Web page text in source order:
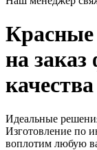
Красные
на
качества
Идеальные
Изготовление по
воплотим любую